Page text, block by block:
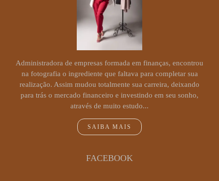
Administradora de empresas formada em finanças, encontrou
na fotografia o ingrediente que faltava para completar sua
realização. Assim mudou totalmente sua carreira, deixando
para trás o mercado financeiro e investindo em seu sonho,
através de muito estudo...
SAIBA MAIS
FACEBOOK